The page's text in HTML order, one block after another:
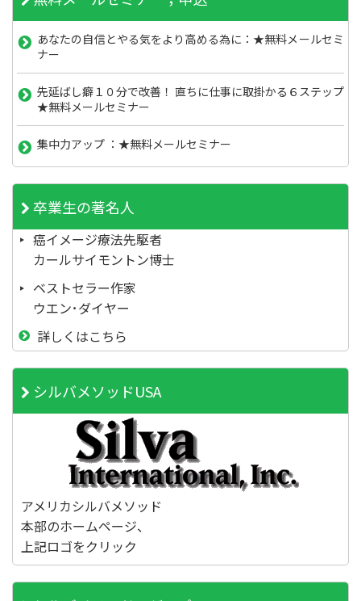
あなたの自信とやる気をより高める為に：★無料メールセミ
ナー
先延ばし癖１０分で改善！ 直ちに仕事に取掛かる６ステップ
★無料メールセミナー
集中力アップ ：★無料メールセミナー
卒業生の著名人
癌イメージ療法先駆者
カールサイモントン博士
ベストセラー作家
ウエン･ダイヤー
詳しくはこちら
シルバメソッドUSA
アメリカシルバメソッド
本部のホームページ、
上記ロゴをクリック